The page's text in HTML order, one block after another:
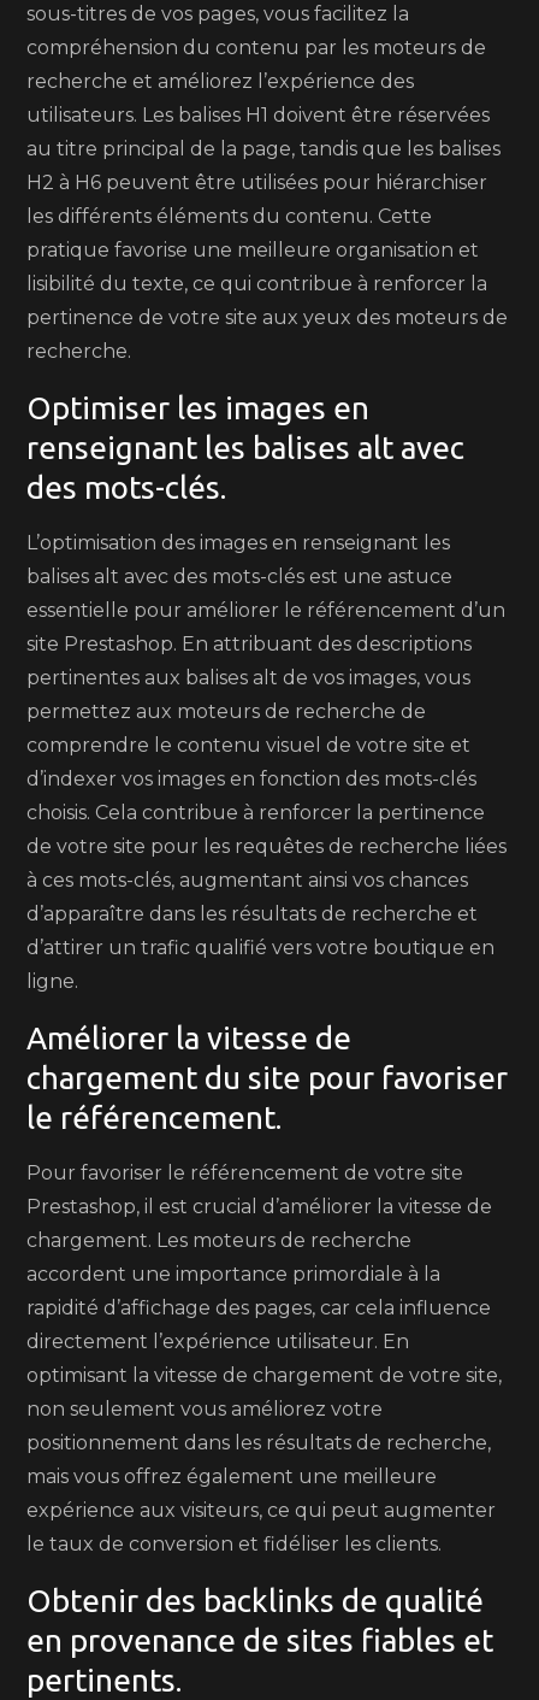
sous-titres de vos pages, vous facilitez la
compréhension du contenu par les moteurs de
recherche et améliorez l’expérience des
utilisateurs. Les balises H1 doivent être réservées
au titre principal de la page, tandis que les balises
H2 à H6 peuvent être utilisées pour hiérarchiser
les différents éléments du contenu. Cette
pratique favorise une meilleure organisation et
lisibilité du texte, ce qui contribue à renforcer la
pertinence de votre site aux yeux des moteurs de
recherche.
Optimiser les images en
renseignant les balises alt avec
des mots-clés.
L’optimisation des images en renseignant les
balises alt avec des mots-clés est une astuce
essentielle pour améliorer le référencement d’un
site Prestashop. En attribuant des descriptions
pertinentes aux balises alt de vos images, vous
permettez aux moteurs de recherche de
comprendre le contenu visuel de votre site et
d’indexer vos images en fonction des mots-clés
choisis. Cela contribue à renforcer la pertinence
de votre site pour les requêtes de recherche liées
à ces mots-clés, augmentant ainsi vos chances
d’apparaître dans les résultats de recherche et
d’attirer un trafic qualifié vers votre boutique en
ligne.
Améliorer la vitesse de
chargement du site pour favoriser
le référencement.
Pour favoriser le référencement de votre site
Prestashop, il est crucial d’améliorer la vitesse de
chargement. Les moteurs de recherche
accordent une importance primordiale à la
rapidité d’affichage des pages, car cela influence
directement l’expérience utilisateur. En
optimisant la vitesse de chargement de votre site,
non seulement vous améliorez votre
positionnement dans les résultats de recherche,
mais vous offrez également une meilleure
expérience aux visiteurs, ce qui peut augmenter
le taux de conversion et fidéliser les clients.
Obtenir des backlinks de qualité
en provenance de sites fiables et
pertinents.